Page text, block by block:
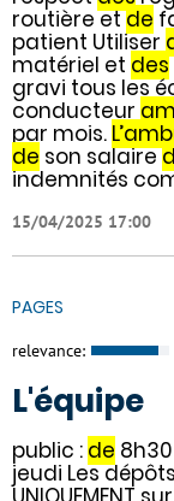
routière etde
patient Utiliser
matériel et des
gravi tous les
conducteur
par mois.
de son salaire
indemnités
15/04/2025 17:00
PAGES
relevance:
L'équipe
public : de
jeudi Les dépôts